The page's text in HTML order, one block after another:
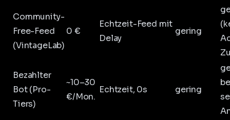
Community-
Free-Feed
(VintageLab)
0 €
Echtzeit-Feed mit
Delay
gering
Bezahlter
Bot (Pro-
Tiers)
~10–30
€/Mon.
Echtzeit, 0s gering